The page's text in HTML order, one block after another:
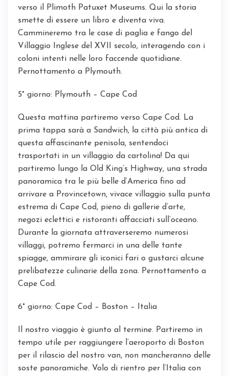
verso il Plimoth Patuxet Museums. Qui la storia
smette di essere un libro e diventa viva.
Cammineremo tra le case di paglia e fango del
Villaggio Inglese del XVII secolo, interagendo con i
coloni intenti nelle loro faccende quotidiane.
Pernottamento a Plymouth.
5° giorno: Plymouth – Cape Cod
Questa mattina partiremo verso Cape Cod. La
prima tappa sarà a Sandwich, la città più antica di
questa affascinante penisola, sentendoci
trasportati in un villaggio da cartolina! Da qui
partiremo lungo la Old King’s Highway, una strada
panoramica tra le più belle d’America fino ad
arrivare a Provincetown, vivace villaggio sulla punta
estrema di Cape Cod, pieno di gallerie d’arte,
negozi eclettici e ristoranti affacciati sull’oceano.
Durante la giornata attraverseremo numerosi
villaggi, potremo fermarci in una delle tante
spiagge, ammirare gli iconici fari o gustarci alcune
prelibatezze culinarie della zona. Pernottamento a
Cape Cod.
6° giorno: Cape Cod – Boston – Italia
Il nostro viaggio è giunto al termine. Partiremo in
tempo utile per raggiungere l’aeroporto di Boston
per il rilascio del nostro van, non mancheranno delle
soste panoramiche. Volo di rientro per l’Italia con